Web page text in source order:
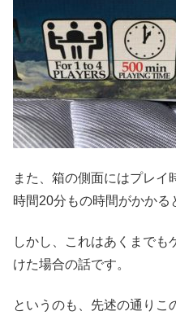
また、箱の側面にはプレイ
時間20分もの時間がかかる
しかし、これはあくまでも
けた場合の話です。
というのも、先述の通りこ